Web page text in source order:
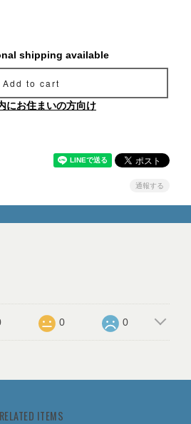
shipping available
Add to cart
にお住まいの方向け
通報する
0 0
RELATED ITEMS